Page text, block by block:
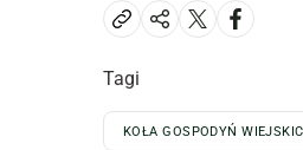
Tagi
KOŁA GOSPODYŃ